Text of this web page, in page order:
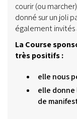
courir (ou
donné sur un joli
également
La Course
très positifs :
elle nous
elle donne
de